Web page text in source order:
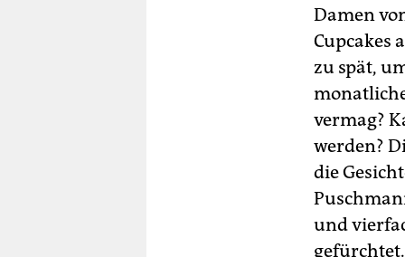
Damen
Cupcakes
zu spät,
vermag?
werden?
die
und